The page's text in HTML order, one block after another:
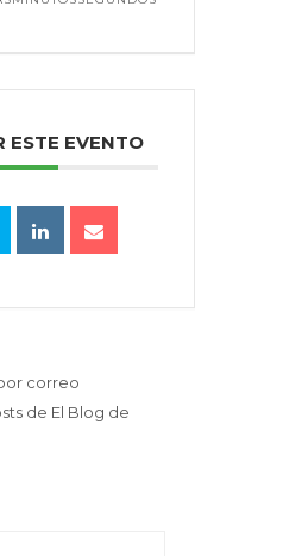
ESTE EVENTO
correo
de El Blog de